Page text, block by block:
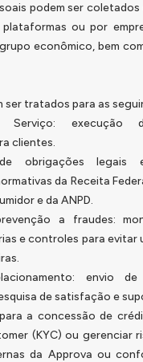
podem ser
ou por
econômico, bem
ser tratados para as
Serviço: execução
clientes.
obrigações legais
da Receita
e da ANPD.
a fraudes:
e controles para evitar
envio de
de satisfação e
a concessão de
(KYC) ou gerenciar
da Approva ou